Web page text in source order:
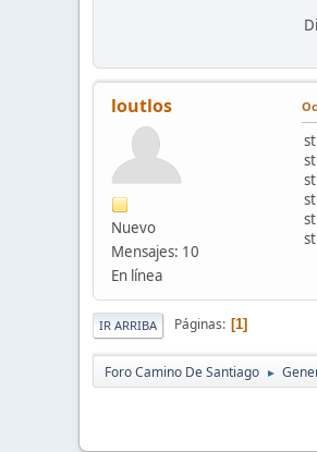
loutlos
Nuevo
Mensajes: 10
En línea
IR ARRIBA Páginas 1
Foro Camino De Santiago ►